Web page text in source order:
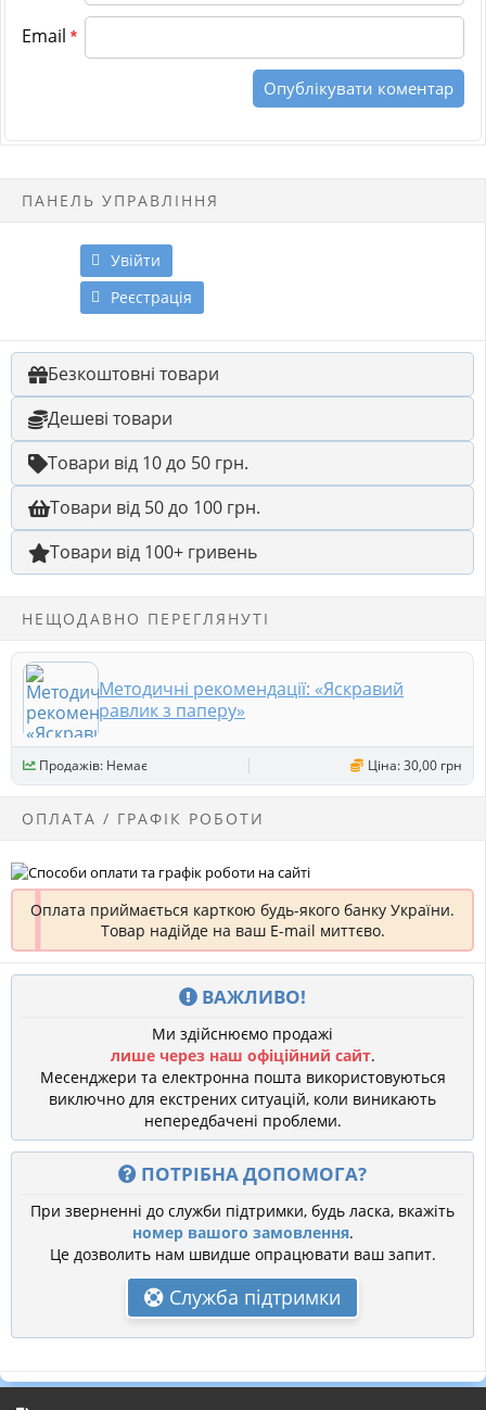
Email *
ПАНЕЛЬ УПРАВЛІННЯ
Увійти
Реєстрація
Безкоштовні товари
Дешеві товари
Товари від 10 до 50 грн.
Товари від 50 до 100 грн.
Товари від 100+ гривень
НЕЩОДАВНО ПЕРЕГЛЯНУТІ
Методичні рекомендації: «Яскравий
равлик з паперу»
Продажів: Немає Ціна: 30,00 грн
ОПЛАТА / ГРАФІК РОБОТИ
Оплата приймається карткою будь-якого банку України.
Товар надійде на ваш E-mail миттєво.
ВАЖЛИВО!
Ми здійснюємо продажі
лише через наш офіційний сайт.
Месенджери та електронна пошта використовуються
виключно для екстрених ситуацій, коли виникають
непередбачені проблеми.
ПОТРІБНА ДОПОМОГА?
При зверненні до служби підтримки, будь ласка, вкажіть
номер вашого замовлення.
Це дозволить нам швидше опрацювати ваш запит.
Служба підтримки